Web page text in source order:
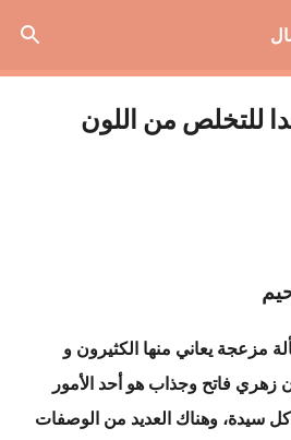
المحتوى الرئيسي
للتخلص من اللون
مزعجة يعاني منها الكثيرون و
زهري فاتح وجذاب هو أحد الأمور
سيدة، وهناك العديد من الوصفات